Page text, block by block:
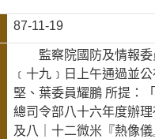
87-11-19
監察院國防及情報委
﹝十九﹞日上午通過並
堅、葉委員耀鵬 所提：
總司令部八十六年度辦
及八｜十二微米『熱像